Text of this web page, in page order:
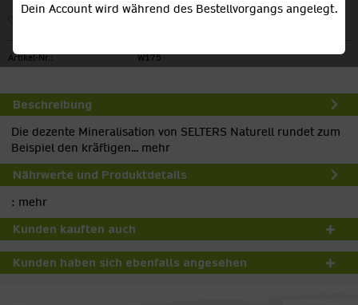
Artikel-Nr.: W175
Beschreibung
Die dezente Mineralisation von SELTERS Naturell rundet zum
Beispiel den kräftigen... mehr
Nährwerte und Produktdetails
: mehr
Kunden kauften auch
Kunden haben sich ebenfalls angesehen
Dein Account wird während des Bestellvorgangs angelegt.